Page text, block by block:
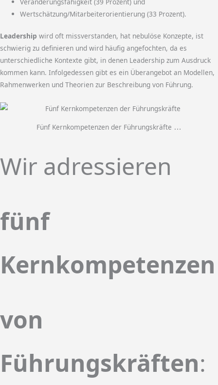
Wertschätzung/Mitarbeiterorientierung (33 Prozent).
Leadership wird oft missverstanden, hat nebulöse Konzepte, ist
schwierig zu definieren und wird häufig angefochten, da es
unterschiedliche Kontexte gibt, in denen Leadership zum Ausdruck
kommen kann. Infolgedessen gibt es ein Überangebot an Modellen,
Rahmenwerken und Theorien zur Beschreibung von Führung.
Fünf Kernkompetenzen der Führungskräfte …
Wir adressieren
fünf
von
Führungskräften: